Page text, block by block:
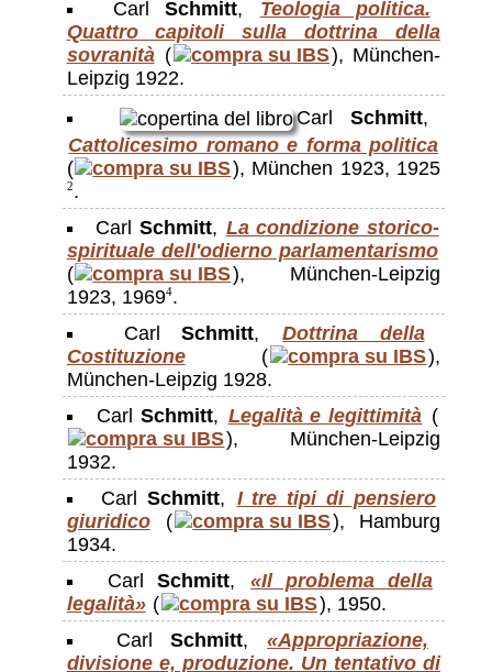
Carl Schmitt,
Teologia politica.
Quattro capitoli sulla dottrina della
sovranità (
), München-
Leipzig 1922.
CarlSchmitt,
Cattolicesimo romano e forma politica
(
), München 1923, 1925
2.
Carl Schmitt, La condizione storico-
spirituale dell'odierno parlamentarismo
(
), München-Leipzig
1923, 19694.
CarlSchmitt, Dottrina della
Costituzione (
),
München-Leipzig 1928.
Carl Schmitt, Legalità e legittimità (
), München-Leipzig
1932.
Carl Schmitt, I tre tipi di pensiero
giuridico (
), Hamburg
1934.
CarlSchmitt, «Il problema della
legalità» (
), 1950.
Carl Schmitt, «Appropriazione,
divisione e, produzione. Un tentativo di